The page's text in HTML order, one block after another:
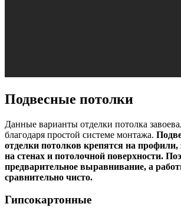
Подвесные потолки
Данные варианты отделки потолка
благодаря простой системе монтажа.
отделки потолков крепятся на
на стенах и потолочной поверхности.
предварительное выравнивание, а
сравнительно чисто.
Гипсокартонные